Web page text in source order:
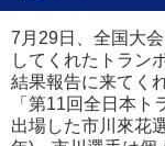
7月29日、全国大
してくれたトラン
結果報告に来てく
「第11回全日本
出場した市川來花